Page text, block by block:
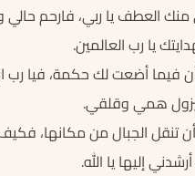
العطف يا ربي، فارحم حالي
يا رب العالمين.
أن فيما أضعت لك حكمة، فيا
همي وقلقي.
تنقل الجبال من مكانها،
إليها يا الله.